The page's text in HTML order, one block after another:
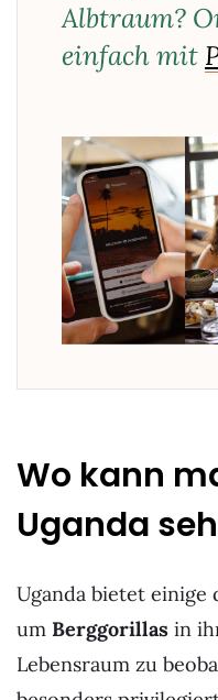
Albtraum?
einfach mit
Wo kann
Uganda
Uganda bietet einige
um Berggorillas in
Lebensraum zu